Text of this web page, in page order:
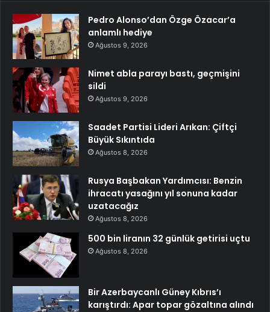
Pedro Alonso’dan Özge Özacar’a
anlamlı hediye
Ağustos 9, 2026
Nimet abla parayı bastı, geçmişini
sildi
Ağustos 9, 2026
Saadet Partisi Lideri Arıkan: Çiftçi
Büyük Sıkıntıda
Ağustos 8, 2026
Rusya Başbakan Yardımcısı: Benzin
ihracatı yasağını yıl sonuna kadar
uzatacağız
Ağustos 8, 2026
500 bin liranın 32 günlük getirisi uçtu
Ağustos 8, 2026
Bir Azerbaycanlı Güney Kıbrıs’ı
karıştırdı: Apar topar gözaltına alındı